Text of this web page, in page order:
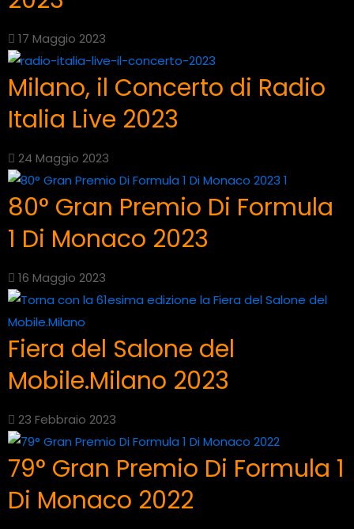
17 Maggio 2023
Milano, il Concerto di Radio
Italia Live 2023
24 Maggio 2023
80° Gran Premio Di Formula
1 Di Monaco 2023
16 Maggio 2023
Fiera del Salone del
Mobile.Milano 2023
23 Febbraio 2023
79° Gran Premio Di Formula 1
Di Monaco 2022